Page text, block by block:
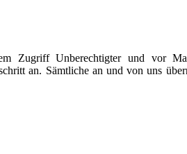
Zugriff Unberechtigter und vor
an. Sämtliche an und von uns